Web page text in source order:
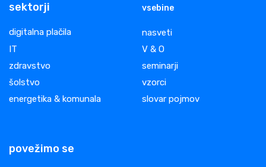
sektorji
digitalna plačila
IT
zdravstvo
šolstvo
energetika & komunala
vsebine
nasveti
V & O
seminarji
vzorci
slovar pojmov
povežimo se